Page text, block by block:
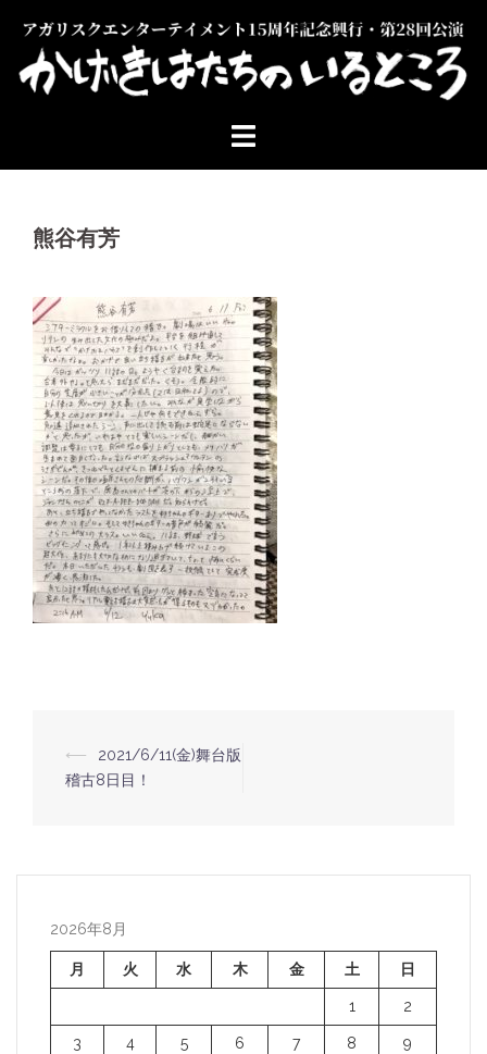
熊谷有芳
投
ビ
ー
シ
ョ
ン
⟵
2021/6/11(金)舞台版
稽古8日目！
2026年8月
月 火 水 木 金 土 日
1 2
3 4 5 6 7 8 9